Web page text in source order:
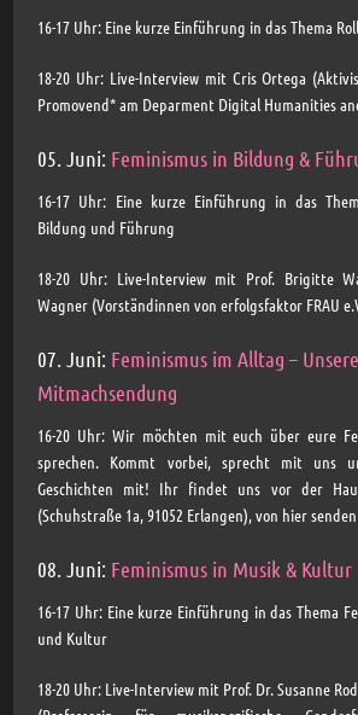
16-17 Uhr: Eine kurze Einführung in das Thema
18-20 Uhr: Live-Interview mit Cris Ortega
Promovend* am Deparment Digital Humanities
05. Juni: Feminismus in Bildung &
16-17 Uhr: Eine kurze Einführung in das
Bildung und Führung
18-20 Uhr: Live-Interview mit Prof. Brigitte
Wagner (Vorständinnen von erfolgsfaktor FRAU
07. Juni: Feminismus im Alltag – Unsere
Mitmachsendung
16-20 Uhr: Wir möchten mit euch über eure
sprechen. Kommt vorbei, sprecht mit uns
Geschichten mit! Ihr findet uns vor der
(Schuhstraße 1a, 91052 Erlangen), von hier
08. Juni: Feminismus in Musik & Kultur
16-17 Uhr: Eine kurze Einführung in das Thema
und Kultur
18-20 Uhr: Live-Interview mit Prof. Dr. Susanne